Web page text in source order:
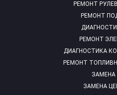
РЕМОНТ
РЕМОНТ
РЕМОНТ
ДИАГНОСТИКА
РЕМОНТ
ЗАМЕНА
ЗАМЕНА